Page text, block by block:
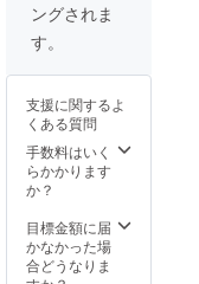
ティーにご招待
※お届け予定日は
変更となる場合
もございますの
で予めご了承の
ほど、よろしく
お願い致しま
す。
ングされま
す。
支援に関するよ
くある質問
手数料はいく
らかかります
か？
目標金額に届
かなかった場
合どうなりま